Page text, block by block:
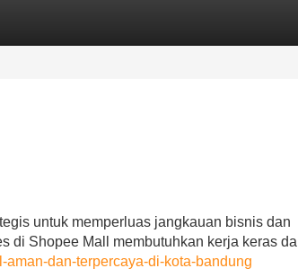
untuk memperluas jangkauan bisnis dan
di Shopee Mall membutuhkan kerja keras
dan-terpercaya-di-kota-bandung